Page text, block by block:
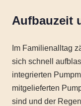
Aufbauzeit
Im Familienalltag
sich schnell
integrierten
mitgelieferten
sind und der